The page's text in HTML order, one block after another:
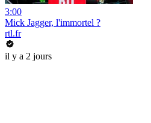
3:00
Mick Jagger, l'immortel ?
rtl.fr
il y a 2 jours